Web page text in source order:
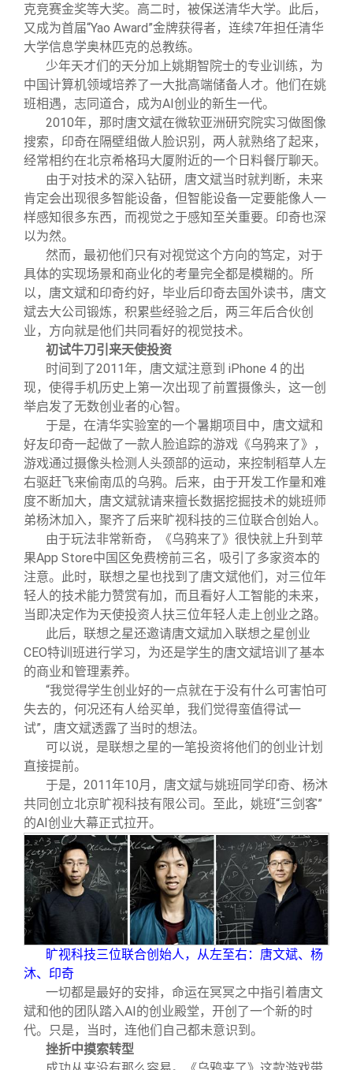
克竞赛金奖等大奖。高二时，被保送清华大学。此后，
又成为首届“Yao Award”金牌获得者，连续7年担任清华
大学信息学奥林匹克的总教练。
少年天才们的天分加上姚期智院士的专业训练，为
中国计算机领域培养了一大批高端储备人才。他们在姚
班相遇，志同道合，成为AI创业的新生一代。
2010年，那时唐文斌在微软亚洲研究院实习做图像
搜索，印奇在隔壁组做人脸识别，两人就熟络了起来，
经常相约在北京希格玛大厦附近的一个日料餐厅聊天。
由于对技术的深入钻研，唐文斌当时就判断，未来
肯定会出现很多智能设备，但智能设备一定要能像人一
样感知很多东西，而视觉之于感知至关重要。印奇也深
以为然。
然而，最初他们只有对视觉这个方向的笃定，对于
具体的实现场景和商业化的考量完全都是模糊的。所
以，唐文斌和印奇约好，毕业后印奇去国外读书，唐文
斌去大公司锻炼，积累些经验之后，两三年后合伙创
业，方向就是他们共同看好的视觉技术。
初试牛刀引来天使投资
时间到了2011年，唐文斌注意到 iPhone 4 的出
现，使得手机历史上第一次出现了前置摄像头，这一创
举启发了无数创业者的心智。
于是，在清华实验室的一个暑期项目中，唐文斌和
好友印奇一起做了一款人脸追踪的游戏《乌鸦来了》，
游戏通过摄像头检测人头颈部的运动，来控制稻草人左
右驱赶飞来偷南瓜的乌鸦。后来，由于开发工作量和难
度不断加大，唐文斌就请来擅长数据挖掘技术的姚班师
弟杨沐加入，聚齐了后来旷视科技的三位联合创始人。
由于玩法非常新奇，《乌鸦来了》很快就上升到苹
果App Store中国区免费榜前三名，吸引了多家资本的
注意。此时，联想之星也找到了唐文斌他们，对三位年
轻人的技术能力赞赏有加，而且看好人工智能的未来，
当即决定作为天使投资人扶三位年轻人走上创业之路。
此后，联想之星还邀请唐文斌加入联想之星创业
CEO特训班进行学习，为还是学生的唐文斌培训了基本
的商业和管理素养。
“我觉得学生创业好的一点就在于没有什么可害怕可
失去的，何况还有人给买单，我们觉得蛮值得试一
试”，唐文斌透露了当时的想法。
可以说，是联想之星的一笔投资将他们的创业计划
直接提前。
于是，2011年10月，唐文斌与姚班同学印奇、杨沐
共同创立北京旷视科技有限公司。至此，姚班“三剑客”
的AI创业大幕正式拉开。
旷视科技三位联合创始人，从左至右：唐文斌、杨
沐、印奇
一切都是最好的安排，命运在冥冥之中指引着唐文
斌和他的团队踏入AI的创业殿堂，开创了一个新的时
代。只是，当时，连他们自己都未意识到。
挫折中摸索转型